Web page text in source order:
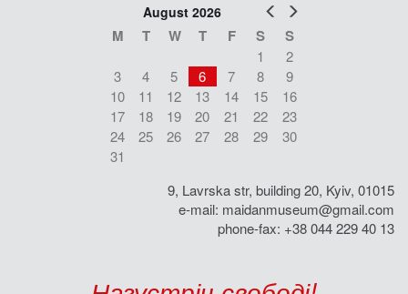
Prev
August 2026
M T W T F S S
1
2
3
4 5 6 7 8
9
10
11 12 13 14 15
16
17
18 19 20 21 22
23
24
25 26 27 28 29
30
31
9, Lavrska str, building 20, Kyiv, 01015
e-mail: maidanmuseum@gmail.com
phone-fax: +38 044 229 40 13